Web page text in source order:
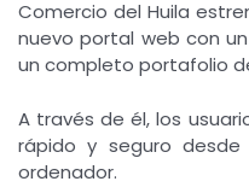
Comercio del Huila
nuevo portal web con
un completo portafolio
A través de él, los
rápido y seguro desde
ordenador.